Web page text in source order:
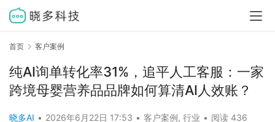
首页 客户案例
纯AI询单转化率31%，追平人工客服：一家
跨境母婴营养品品牌如何算清AI人效账？
晓多AI • 2026年6月22日 17:53 • 客户案例, 行业 • 阅读 436